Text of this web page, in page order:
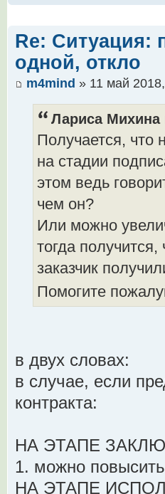
Re: Ситуация:
одной, откло
m4mind » 11 май
Лариса Михина
Получается, что
на стадии
этом ведь
чем он?
Или можно
тогда
заказчик
Помогите
в двух словах:
в случае, если
контракта:
НА ЭТАПЕ
1. можно
НА ЭТАПЕ